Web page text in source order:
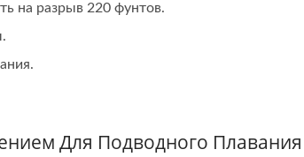
на разрыв 220 фунтов.
Для Подводного